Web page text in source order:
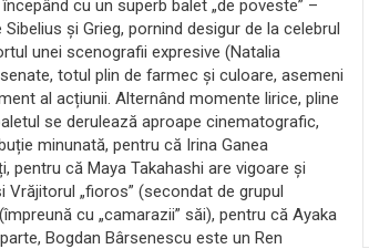
cu un superb balet „de poveste” –
și Grieg, pornind desigur de la celebrul
unei scenografii expresive (Natalia
totul plin de farmec și culoare, asemeni
al acțiunii. Alternând momente lirice, pline
se derulează aproape cinematografic,
minunată, pentru că Irina Ganea
pentru că Maya Takahashi are vigoare și
„fioros” (secondat de grupul
cu „camarazii” săi), pentru că Ayaka
Bogdan Bârsenescu este un Ren